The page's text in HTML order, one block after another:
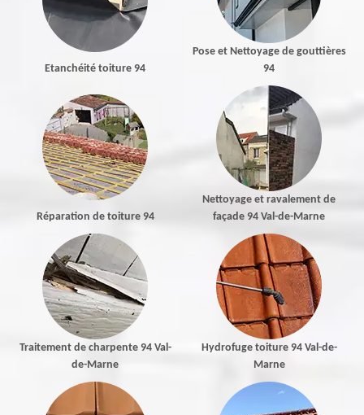
Etanchéité toiture 94
Pose et Nettoyage de gouttières
94
Réparation de toiture 94
Nettoyage et ravalement de
façade 94 Val-de-Marne
Traitement de charpente 94 Val-
de-Marne
Hydrofuge toiture 94 Val-de-
Marne